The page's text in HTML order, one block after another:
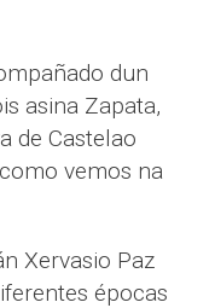
dun
asina Zapata,
de Castelao
vemos na
Xervasio Paz
épocas